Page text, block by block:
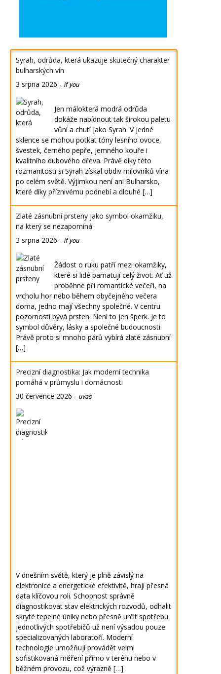
Syrah, odrůda, která ukazuje skutečný charakter
bulharských vín
3 srpna 2026 - if you
Jen málokterá modrá odrůda
dokáže nabídnout tak širokou paletu
vůní a chutí jako Syrah. V jedné
sklence se mohou potkat tóny lesního ovoce,
švestek, černého pepře, jemného kouře i
kvalitního dubového dřeva. Právě díky této
rozmanitosti si Syrah získal obdiv milovníků vína
po celém světě. Výjimkou není ani Bulharsko,
které díky příznivému podnebí a dlouhé […]
Zlaté zásnubní prsteny jako symbol okamžiku,
na který se nezapomíná
3 srpna 2026 - if you
Žádost o ruku patří mezi okamžiky,
které si lidé pamatují celý život. Ať už
proběhne při romantické večeři, na
vrcholu hor nebo během obyčejného večera
doma, jedno mají všechny společné. V centru
pozornosti bývá prsten. Není to jen šperk. Je to
symbol důvěry, lásky a společné budoucnosti.
Právě proto si mnoho párů vybírá zlaté zásnubní
[…]
Precizní diagnostika: Jak moderní technika
pomáhá v průmyslu i domácnosti
30 července 2026 - uvas
V dnešním světě, který je plně závislý na
elektronice a energetické efektivitě, hrají přesná
data klíčovou roli. Schopnost správně
diagnostikovat stav elektrických rozvodů, odhalit
skryté tepelné úniky nebo přesně určit spotřebu
jednotlivých spotřebičů už není výsadou pouze
specializovaných laboratoří. Moderní
technologie umožňují provádět velmi
sofistikovaná měření přímo v terénu nebo v
běžném provozu, což výrazně […]